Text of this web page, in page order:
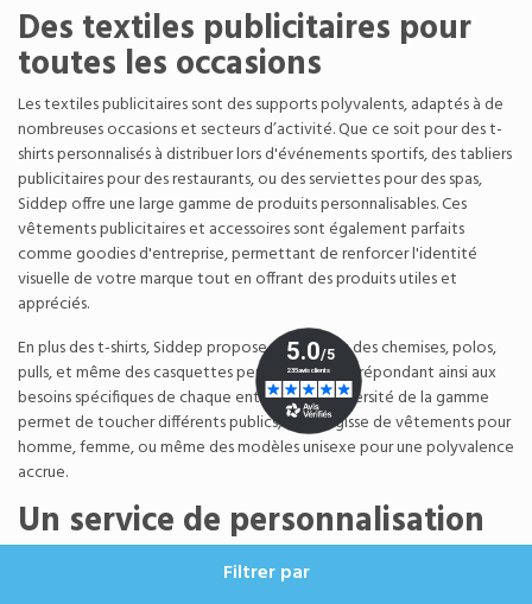
Des textiles publicitaires pour
toutes les occasions
Les textiles publicitaires sont des supports polyvalents, adaptés à de
nombreuses occasions et secteurs d’activité. Que ce soit pour des t-
shirts personnalisés à distribuer lors d'événements sportifs, des tabliers
publicitaires pour des restaurants, ou des serviettes pour des spas,
Siddep offre une large gamme de produits personnalisables. Ces
vêtements publicitaires et accessoires sont également parfaits
comme goodies d'entreprise, permettant de renforcer l'identité
visuelle de votre marque tout en offrant des produits utiles et
appréciés.
En plus des t-shirts, Siddep propose également des chemises, polos,
pulls, et même descasquettes personnalisables
, répondant ainsi aux
besoins spécifiques de chaque entreprise. La diversité de la gamme
permet de toucher différents publics, qu'il s'agisse de vêtements pour
homme, femme, ou même des modèles unisexe pour une polyvalence
accrue.
Un service de personnalisation
sur mesure Filtrer par